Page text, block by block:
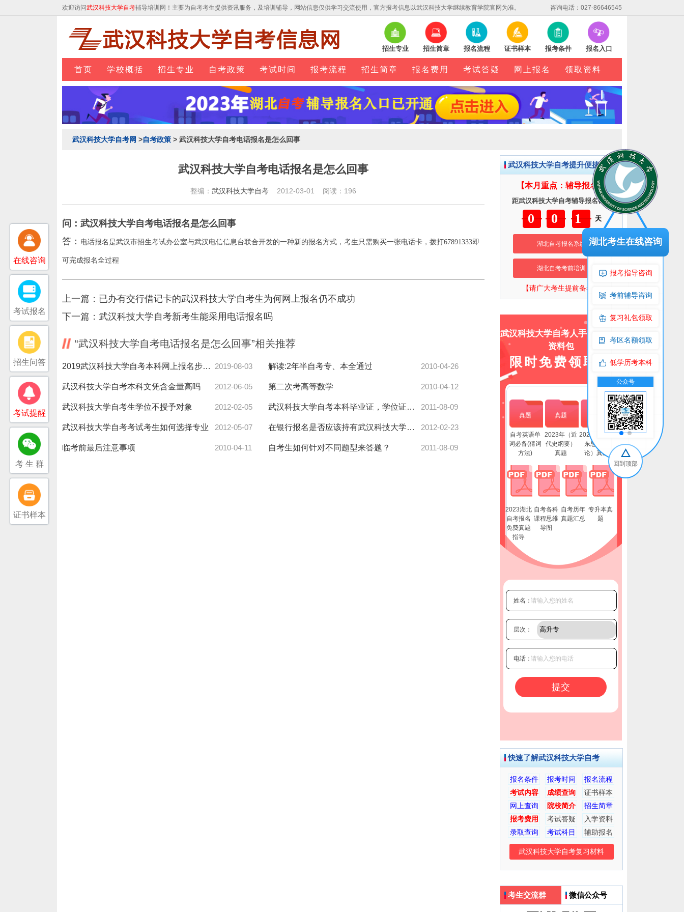
欢迎访问武汉科技大学自考辅导培训网！主要为自考考生提供资讯服务，及培训辅导，网站信息仅供学习交流使用，官方报考信息以武汉科技大学继续教育学院官网为准。 咨询电话：027-86646545
招生专业 招生简章 报名流程 证书样本 报考条件 报名入口
首页 学校概括 招生专业 自考政策 考试时间 报考流程 招生简章 报名费用 考试答疑 网上报名 领取资料
武汉科技大学自考网 >自考政策 > 武汉科技大学自考电话报名是怎么回事
武汉科技大学自考电话报名是怎么回事
整编： 武汉科技大学自考 2012-03-01 阅读：196
问：武汉科技大学自考电话报名是怎么回事
答： 电话报名是武汉市招生考试办公室与武汉电信信息台联合开发的一种新的报名方式，考生只需购买一张电话卡，拨打67891333即
可完成报名全过程
上一篇： 已办有交行借记卡的武汉科技大学自考生为何网上报名仍不成功
下一篇： 武汉科技大学自考新考生能采用电话报名吗
“武汉科技大学自考电话报名是怎么回事”相关推荐
2019武汉科技大学自考本科网上报名步骤须知 2019-08-03 解读:2年半自考专、本全通过 2010-04-26
武汉科技大学自考本科文凭含金量高吗 2012-06-05 第二次考高等数学 2010-04-12
武汉科技大学自考生学位不授予对象 2012-02-05 武汉科技大学自考本科毕业证，学位证应该加盖什么样的公章？ 2011-08-09
武汉科技大学自考考试考生如何选择专业 2012-05-07 在银行报名是否应该持有武汉科技大学自考招办的单据或说明 2012-02-23
临考前最后注意事项 2010-04-11 自考生如何针对不同题型来答题？ 2011-08-09
武汉科技大学自考提升便捷服务
【本月重点：辅导报名】
距武汉科技大学自考辅导报名截止
001天
湖北自考报名系统
湖北自考考前培训
【请广大考生提前备考】
武汉科技大学自考人手一份上岸
资料包
限时免费领取！
真题
自考英语单
词必备(猜词
方法)
真题
2023年（近
代史纲要）
真题
2023年(毛泽
东思想概
论）真题
2023湖北
自考报名
免费真题
指导
自考各科
课程思维
导图
自考历年
真题汇总
专升本真
题
姓名：
层次：
电话：
快速了解武汉科技大学自考
报名条件 报考时间
报名流程
考试内容
成绩查询
证书样本
网上查询
院校简介
招生简章
报考费用
考试答疑
入学资料
录取查询
考试科目 辅助报名
武汉科技大学自考复习材料
考生交流群 微信公众号
在线咨询
考试报名
招生问答
考试提醒
考 生 群
证书样本
湖北考生在线咨询
报考指导咨询
考前辅导咨询
复习礼包领取
考区名额领取
低学历考本科
公众号 公众号
回到顶部